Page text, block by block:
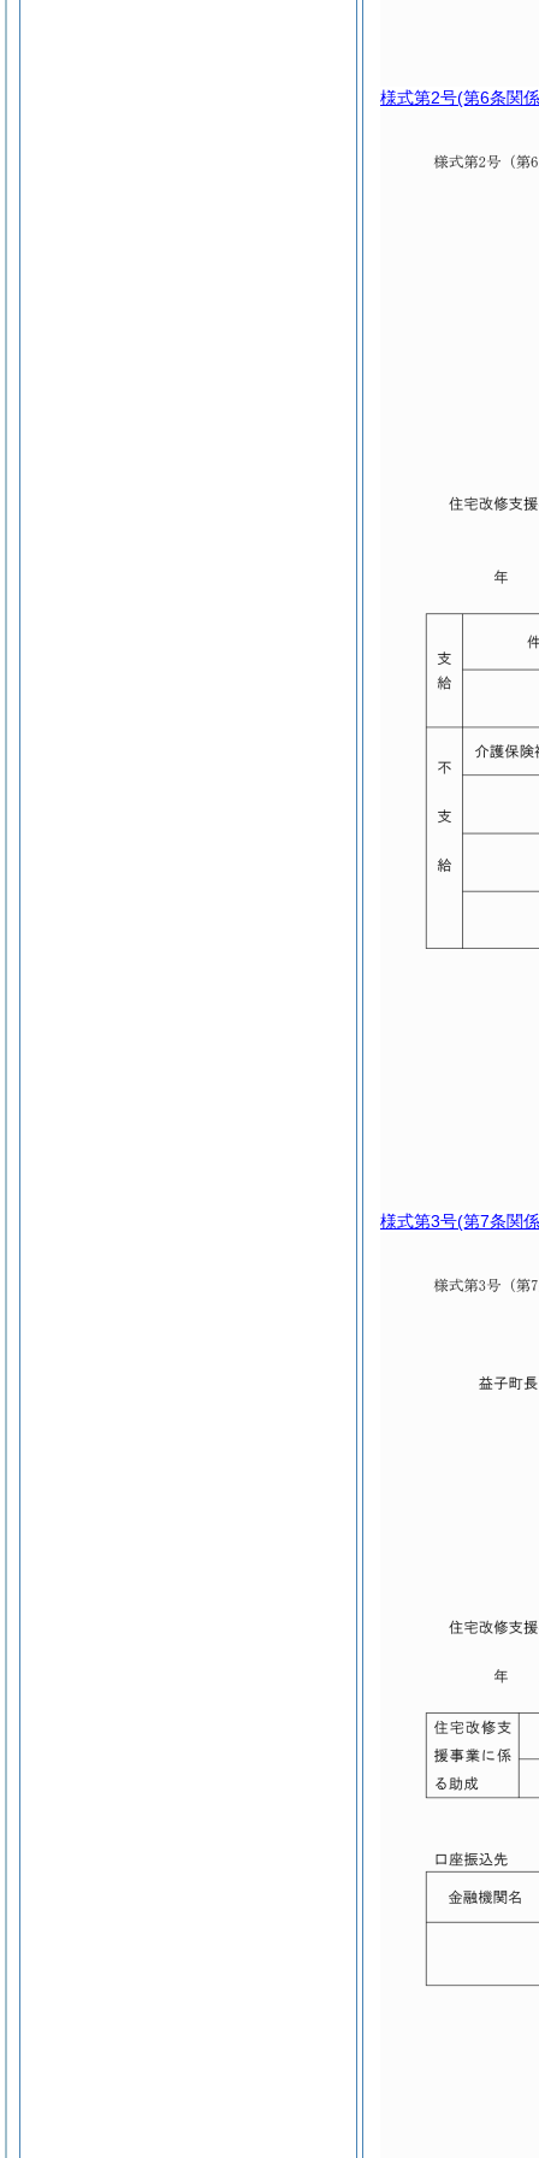
様式第2号(第6条関
様式第3号(第7条関